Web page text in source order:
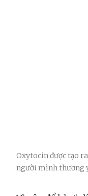
Oxytocin được tạo
người mình thương